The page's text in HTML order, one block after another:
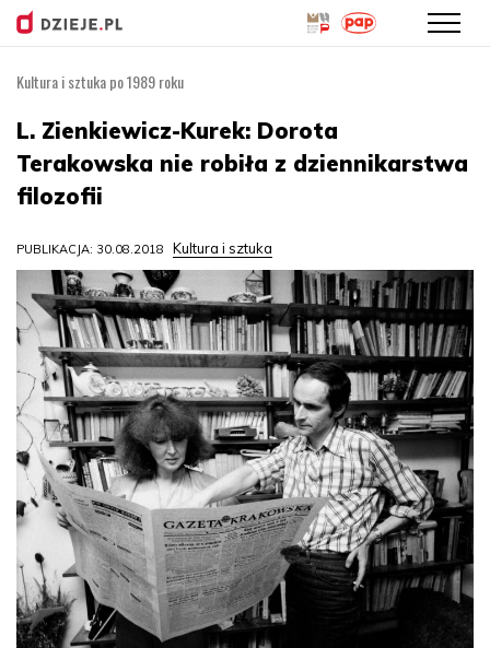
treści
Kultura i sztuka po 1989 roku
L. Zienkiewicz-Kurek: Dorota
Terakowska nie robiła z dziennikarstwa
filozofii
PUBLIKACJA: 30.08.2018 Kultura i sztuka